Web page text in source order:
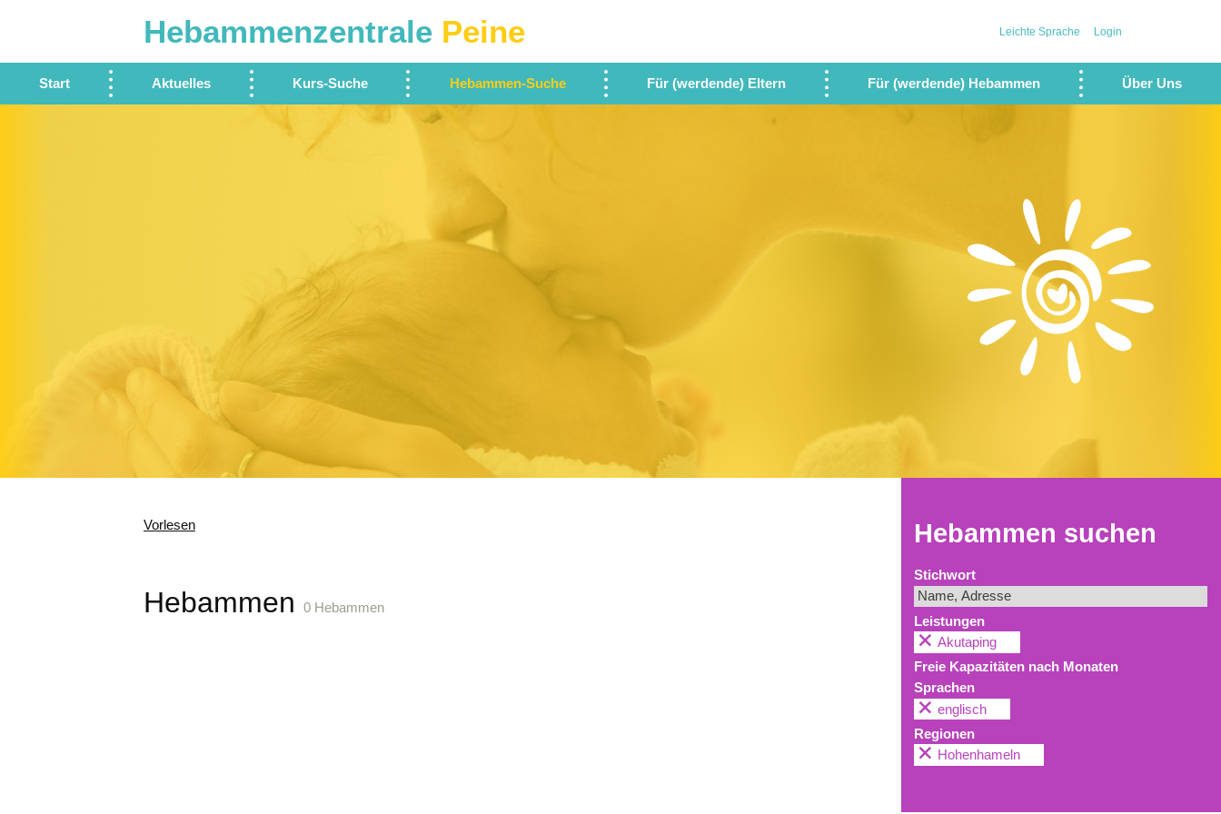
Hebammenzentrale Peine
Start Aktuelles Kurs-Suche Hebammen-Suche Für (werdende) Eltern Für (werdende) Hebammen Über Uns
Leichte Sprache Login
Hebammen suchen
Stichwort
Leistungen
Akutaping
Freie Kapazitäten nach Monaten
Sprachen
englisch
Regionen
Hohenhameln
Vorlesen
Hebammen0 Hebammen